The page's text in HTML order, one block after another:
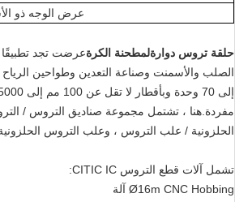
عرض الوجه ذو
حلقة تروس دوارةلمطحنة الكرةعرضت تجد تطبيقًا
مفردة.هنا ، تشتمل مجموعة صناديق التروس /
الحلزونية / علب التروس ، وعلب التروس
تشمل آلات قطع التروس CITIC IC:
Ø16m CNC Hobbing آلة